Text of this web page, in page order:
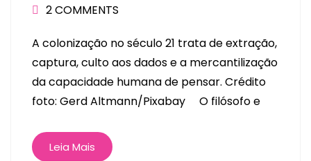
2 COMMENTS
A colonização no século 21 trata de extração,
captura, culto aos dados e a mercantilização
da capacidade humana de pensar. Crédito
foto: Gerd Altmann/Pixabay O filósofo e
Leia Mais